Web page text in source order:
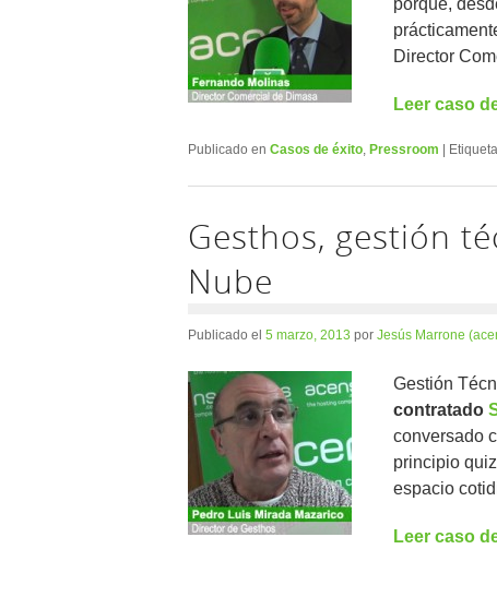
Director
Leer caso
Publicado en Casos de éxito Pressroom |
Gesthos, gestión
Nube
Publicado el 5 marzo, 2013 por Jesús Marrone
Gestión
contratado
conversado
principio
espacio
Leer caso